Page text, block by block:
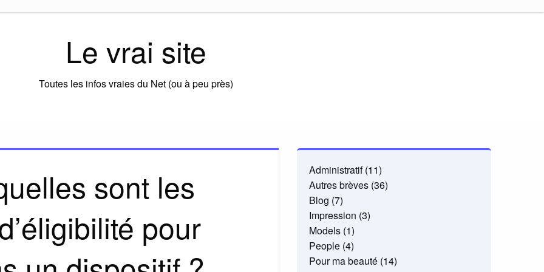
Le vrai site
Toutes les infos vraies du Net (ou à peu près)
sont les
pour
Administratif(11)
Autres brèves(36)
Blog (7)
Impression (3)
Models(1)
People(4)
Pour ma beauté(14)